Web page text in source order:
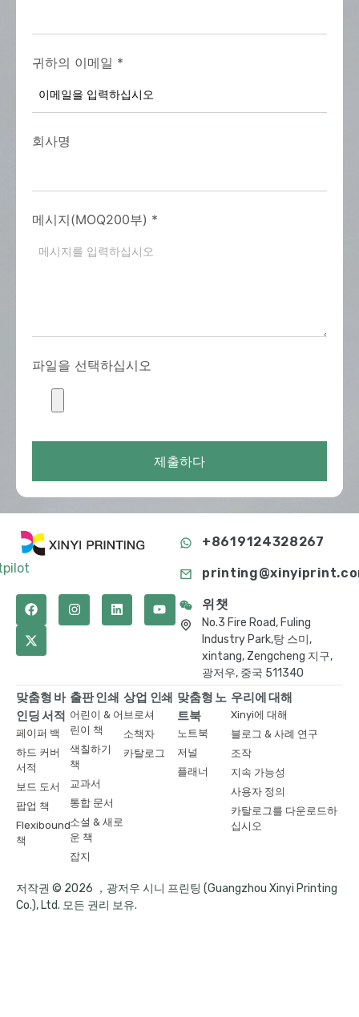
귀하의 이메일 *
회사명
메시지(MOQ200부) *
파일을 선택하십시오
제출하다
+8619124328267
위챗
No.3 Fire Road, Fuling
Industry Park,탕 스미,
xintang, Zengcheng 지구,
광저우, 중국 511340
맞춤형 바
인딩 서적
페이퍼 백
하드 커버
서적
보드 도서
팝업 책
Flexibound
책
출판 인쇄
어린이 & 어
린이 책
색칠하기
책
교과서
통합 문서
소설 & 새로
운 책
잡지
상업 인쇄
브로셔
소책자
카탈로그
맞춤형 노
트북
노트북
저널
플래너
우리에 대해
Xinyi에 대해
블로그 & 사례 연구
조작
지속 가능성
사용자 정의
카탈로그를 다운로드하
십시오
저작권 © 2026 ，광저우 시니 프린팅 (Guangzhou Xinyi Printing
Co.), Ltd. 모든 권리 보유.